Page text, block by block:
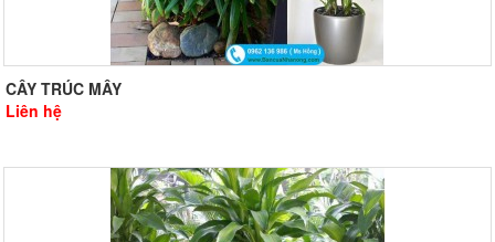
CÂY TRÚC MÂY
Liên hệ